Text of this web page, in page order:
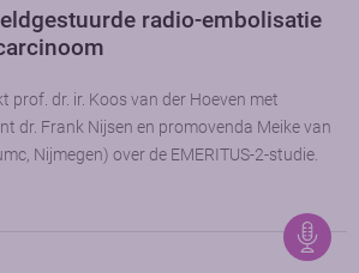
radio-embolisatie
prof. dr. ir. Koos van der Hoeven met
dr. Frank Nijsen en promovenda Meike van
Nijmegen) over de EMERITUS-2-studie.